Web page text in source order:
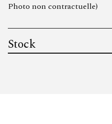
Photo non contractuelle)
Stock